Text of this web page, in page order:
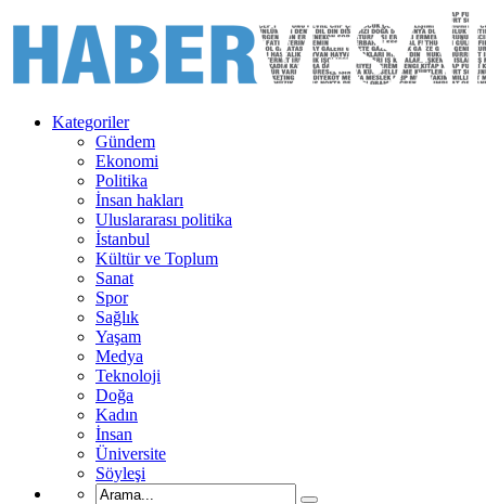
Kategoriler
Gündem
Ekonomi
Politika
İnsan hakları
Uluslararası politika
İstanbul
Kültür ve Toplum
Sanat
Spor
Sağlık
Yaşam
Medya
Teknoloji
Doğa
Kadın
İnsan
Üniversite
Söyleşi